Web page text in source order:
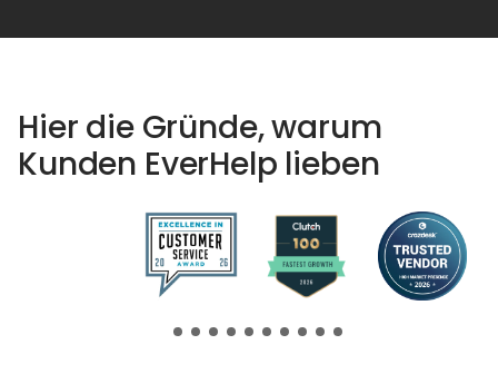
Hier die Gründe, warum
Kunden EverHelp lieben